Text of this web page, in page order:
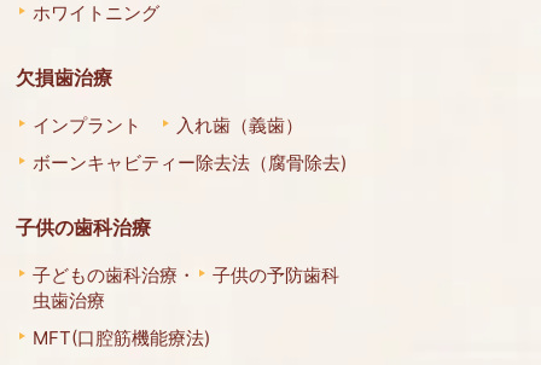
ホワイトニング
欠損歯治療
インプラント
入れ歯（義歯）
ボーンキャビティー除去法（腐骨除去)
子供の歯科治療
子どもの歯科治療・
虫歯治療
子供の予防歯科
MFT(口腔筋機能療法)